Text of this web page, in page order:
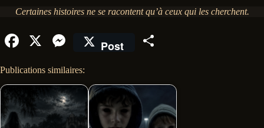
Certaines histoires ne se racontent qu’à ceux qui les cherchent.
Fa
bo
ok
X
M
se
ng
er
Post
Publications similaires: